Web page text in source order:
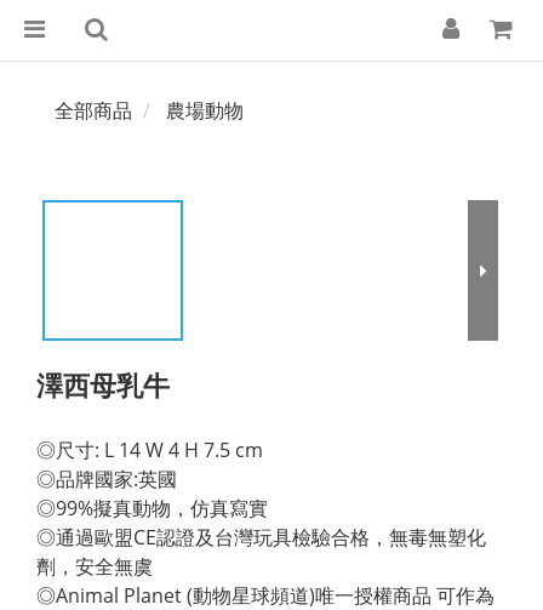
全部商品 農場動物
澤西母乳牛
◎尺寸: L 14 W 4 H 7.5 cm
◎品牌國家:英國
◎99%擬真動物，仿真寫實
◎通過歐盟CE認證及台灣玩具檢驗合格，無毒無塑化
劑，安全無虞
◎Animal Planet (動物星球頻道)唯一授權商品 可作為